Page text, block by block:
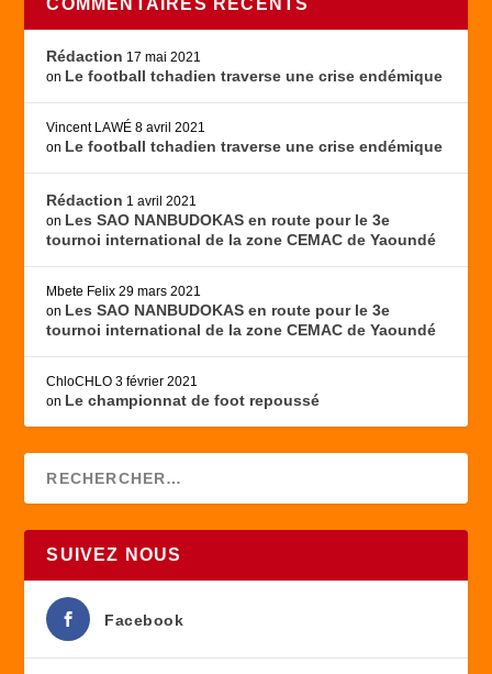
COMMENTAIRES RÉCENTS
Rédaction 17 mai 2021
on Le football tchadien traverse une crise endémique
Vincent LAWÉ 8 avril 2021
on Le football tchadien traverse une crise endémique
Rédaction 1 avril 2021
on Les SAO NANBUDOKAS en route pour le 3e
tournoi international de la zone CEMAC de Yaoundé
Mbete Felix 29 mars 2021
on Les SAO NANBUDOKAS en route pour le 3e
tournoi international de la zone CEMAC de Yaoundé
ChloCHLO 3 février 2021
on Le championnat de foot repoussé
SUIVEZ NOUS
Facebook